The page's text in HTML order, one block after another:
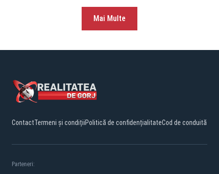
Mai Multe
ContactTermeni și condițiiPolitică de confidențialitateCod de conduită
Parteneri: